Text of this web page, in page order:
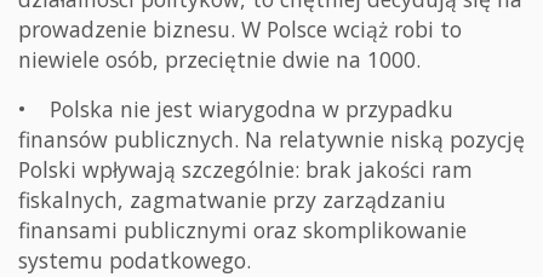
prowadzenie biznesu. W Polsce wciąż robi to
niewiele osób, przeciętnie dwie na 1000.
• Polska nie jest wiarygodna w przypadku
finansów publicznych. Na relatywnie niską pozycję
Polski wpływają szczególnie: brak jakości ram
fiskalnych, zagmatwanie przy zarządzaniu
finansami publicznymi oraz skomplikowanie
systemu podatkowego.